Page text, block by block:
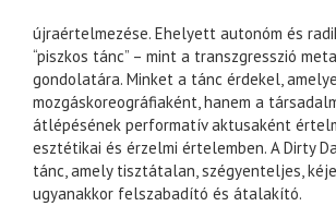
újraértelmezése. Ehelyett autonóm és
“piszkos tánc” – mint a transzgresszió
gondolatára. Minket a tánc érdekel,
mozgáskoreográfiaként, hanem a
átlépésének performatív aktusaként
esztétikai és érzelmi értelemben. A Dirty
tánc, amely tisztátalan, szégyenteljes,
ugyanakkor felszabadító és átalakító.